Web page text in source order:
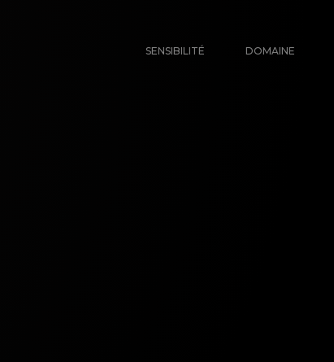
SENSIBILITÉ DOMAINE